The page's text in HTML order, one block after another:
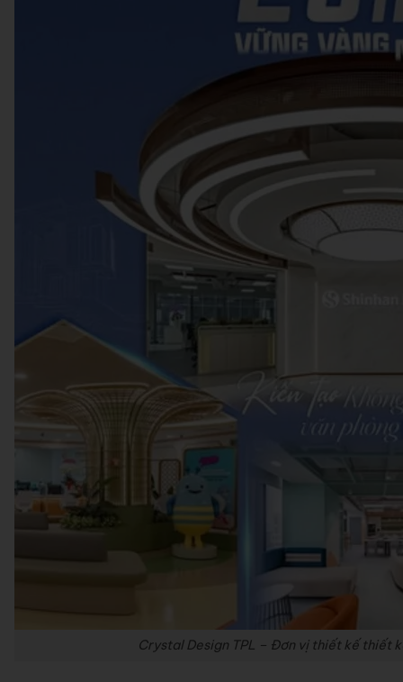
Crystal Design TPL – Đơn vị thiết kế thiết